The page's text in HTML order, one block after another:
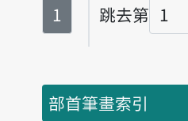
第
1 跳去第
頁碼
部首筆畫索引